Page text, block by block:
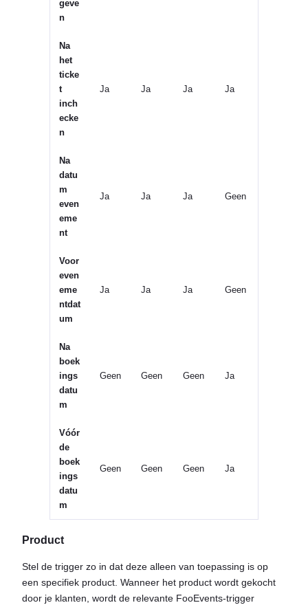
geve
n
Na
het
ticke
t
inch
ecke
n
Ja Ja Ja Ja
Na
datu
m
even
eme
nt
Ja Ja Ja Geen
Voor
even
eme
ntdat
um
Ja Ja Ja Geen
Na
boek
ings
datu
m
Geen Geen Geen Ja
Vóór
de
boek
ings
datu
m
Geen Geen Geen Ja
Product
Stel de trigger zo in dat deze alleen van toepassing is op
een specifiek product. Wanneer het product wordt gekocht
door je klanten, wordt de relevante FooEvents-trigger